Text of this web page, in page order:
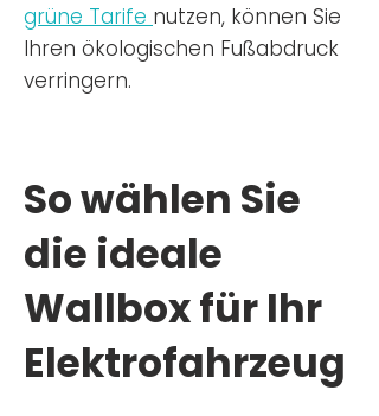
grüne Tarife nutzen, können Sie
Ihren ökologischen Fußabdruck
verringern.
So wählen Sie
die ideale
Wallbox für Ihr
Elektrofahrzeug